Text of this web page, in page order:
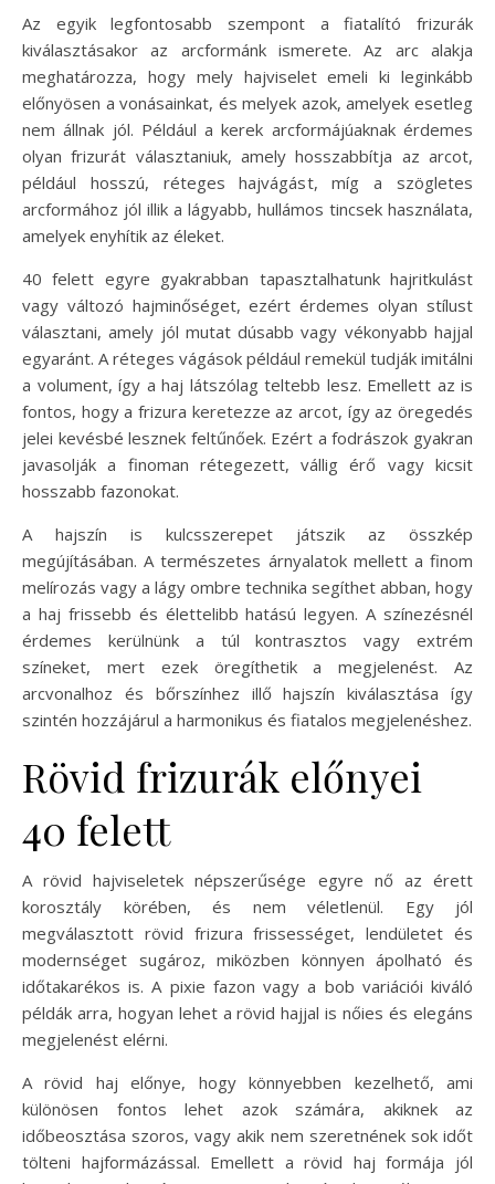
Az egyik legfontosabb szempont a fiatalító frizurák
kiválasztásakor az arcformánk ismerete. Az arc alakja
meghatározza, hogy mely hajviselet emeli ki leginkább
előnyösen a vonásainkat, és melyek azok, amelyek esetleg
nem állnak jól. Például a kerek arcformájúaknak érdemes
olyan frizurát választaniuk, amely hosszabbítja az arcot,
például hosszú, réteges hajvágást, míg a szögletes
arcformához jól illik a lágyabb, hullámos tincsek használata,
amelyek enyhítik az éleket.
40 felett egyre gyakrabban tapasztalhatunk hajritkulást
vagy változó hajminőséget, ezért érdemes olyan stílust
választani, amely jól mutat dúsabb vagy vékonyabb hajjal
egyaránt. A réteges vágások például remekül tudják imitálni
a volument, így a haj látszólag teltebb lesz. Emellett az is
fontos, hogy a frizura keretezze az arcot, így az öregedés
jelei kevésbé lesznek feltűnőek. Ezért a fodrászok gyakran
javasolják a finoman rétegezett, vállig érő vagy kicsit
hosszabb fazonokat.
A hajszín is kulcsszerepet játszik az összkép
megújításában. A természetes árnyalatok mellett a finom
melírozás vagy a lágy ombre technika segíthet abban, hogy
a haj frissebb és élettelibb hatású legyen. A színezésnél
érdemes kerülnünk a túl kontrasztos vagy extrém
színeket, mert ezek öregíthetik a megjelenést. Az
arcvonalhoz és bőrszínhez illő hajszín kiválasztása így
szintén hozzájárul a harmonikus és fiatalos megjelenéshez.
Rövid frizurák előnyei
40 felett
A rövid hajviseletek népszerűsége egyre nő az érett
korosztály körében, és nem véletlenül. Egy jól
megválasztott rövid frizura frissességet, lendületet és
modernséget sugároz, miközben könnyen ápolható és
időtakarékos is. A pixie fazon vagy a bob variációi kiváló
példák arra, hogyan lehet a rövid hajjal is nőies és elegáns
megjelenést elérni.
A rövid haj előnye, hogy könnyebben kezelhető, ami
különösen fontos lehet azok számára, akiknek az
időbeosztása szoros, vagy akik nem szeretnének sok időt
tölteni hajformázással. Emellett a rövid haj formája jól